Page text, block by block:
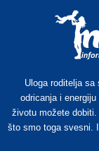
Uloga roditelja
odricanja i
životu možete
što smo toga svesni.